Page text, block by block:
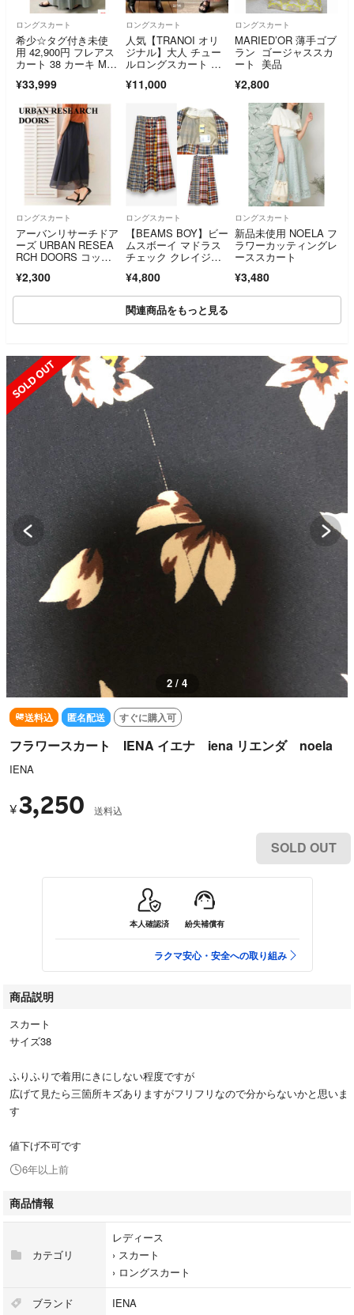
ロングスカート
希少☆タグ付き未使
用 42,900円 フレアス
カート 38 カーキ M〜
¥33,999
ロングスカート
人気【TRANOI オリ
ジナル】大人 チュー
ルロングスカート タ
¥11,000
ロングスカート
MARIED’OR 薄手ゴブ
ラン ゴージャススカ
ート 美品
¥2,800
ロングスカート
アーバンリサーチドア
ーズ URBAN RESEA
RCH DOORS コット
ト クリーニング済
¥2,300
ロングスカート
【BEAMS BOY】ビー
ムスボーイ マドラス
チェック クレイジ
¥4,800
ロングスカート
新品未使用 NOELA フ
ラワーカッティングレ
ーススカート
¥3,480
関連商品をもっと見る
OUT
3 / 4
送料込 匿名配送 すぐに購入可
フラワースカート IENA イエナ iena リエンダ noela
IENA
¥3,250 送料込
SOLD OUT
本人確認済 紛失補償有
ラクマ安心・安全への取り組み
商品説明
スカート
サイズ38
ふりふりで着用にきにしない程度ですが
広げて見たら三箇所キズありますがフリフリなので分からないかと思いま
す
値下げ不可です
6年以上前
商品情報
カテゴリ
レディース
› スカート
› ロングスカート
ブランド IENA